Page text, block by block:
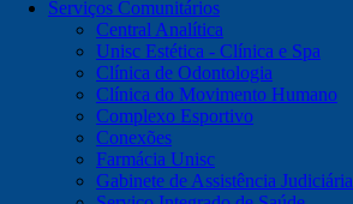
Serviços Comunitários
Central Analítica
Unisc Estética - Clínica e Spa
Clínica de Odontologia
Clínica do Movimento Humano
Complexo Esportivo
Conexões
Farmácia Unisc
Gabinete de Assistência Judiciária